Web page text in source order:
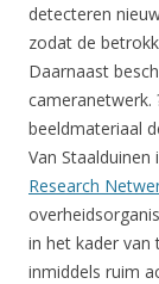
detecteren
zodat de
Daarnaast
cameranetwerk.
beeldmateriaal
Van
Research
in het kader van
inmiddels ruim